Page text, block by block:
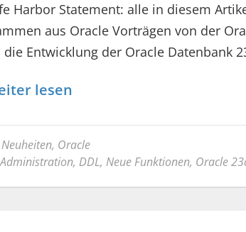
Harbor Statement: alle in diesem
aus Oracle Vorträgen von der
die Entwicklung der Oracle Datenbank
lesen
Neuheiten, Oracle
Administration, DDL, Neue Funktionen, Oracle